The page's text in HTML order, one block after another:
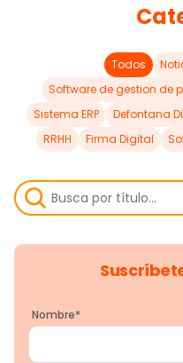
Todos
Software de gestion de
Sistema ERP
Defontana
RRHH
Firma Digital
Nombre*